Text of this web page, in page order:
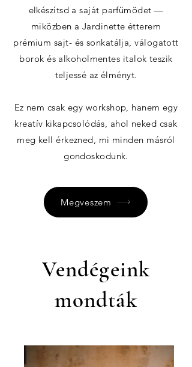
elkészítsd a saját parfümödet —
miközben a Jardinette étterem
prémium sajt- és sonkatálja, válogatott
borok és alkoholmentes italok teszik
teljessé az élményt.
Ez nem csak egy workshop, hanem egy
kreatív kikapcsolódás, ahol neked csak
meg kell érkezned, mi minden másról
gondoskodunk.
Megveszem
Vendégeink
mondták